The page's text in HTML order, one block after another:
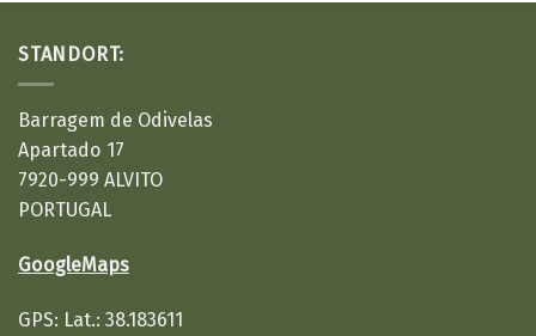
STANDORT:
Barragem de Odivelas
Apartado 17
7920-999 ALVITO
PORTUGAL
GoogleMaps
GPS: Lat.: 38.183611